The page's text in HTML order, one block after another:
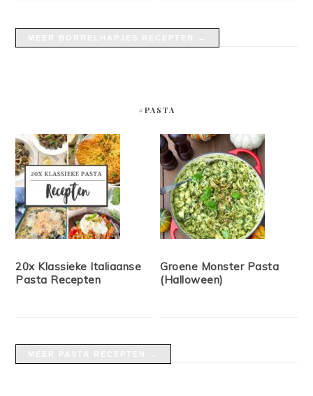
#PASTA
20x Klassieke Italiaanse
Pasta Recepten
Groene Monster Pasta
(Halloween)